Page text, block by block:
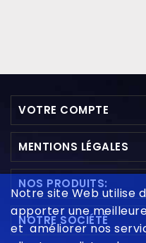
Notre site Web utilise
apporter une
et améliorer nos
VOTRE COMPTE
MENTIONS LÉGALES
NOS PRODUITS:
NOTRE SOCIÉTÉ